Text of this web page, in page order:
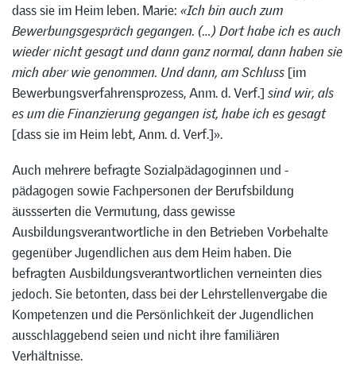
dass sie im Heim leben. Marie: «Ich bin auch zum
Bewerbungsgespräch gegangen. (…) Dort habe ich es auch
wieder nicht gesagt und dann ganz normal, dann haben sie
mich aber wie genommen. Und dann, am Schluss [im
Bewerbungsverfahrensprozess, Anm. d. Verf.] sind wir, als
es um die Finanzierung gegangen ist, habe ich es gesagt
[dass sie im Heim lebt, Anm. d. Verf.]».
Auch mehrere befragte Sozialpädagoginnen und -
pädagogen sowie Fachpersonen der Berufsbildung
äussserten die Vermutung, dass gewisse
Ausbildungsverantwortliche in den Betrieben Vorbehalte
gegenüber Jugendlichen aus dem Heim haben. Die
befragten Ausbildungsverantwortlichen verneinten dies
jedoch. Sie betonten, dass bei der Lehrstellenvergabe die
Kompetenzen und die Persönlichkeit der Jugendlichen
ausschlaggebend seien und nicht ihre familiären
Verhältnisse.